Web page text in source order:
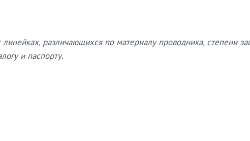
различающихся по материалу проводника, степени
и паспорту.